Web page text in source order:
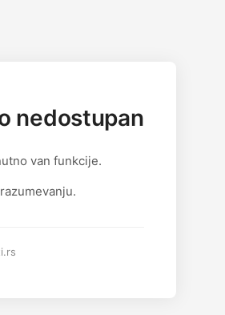
nedostupan
van funkcije.